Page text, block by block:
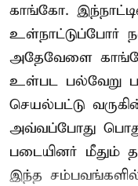
காங்கோ.
உள்நாட்டுப்போர்
அதேவேளை
உள்பட பல்வேறு
செயல்பட்டு
அவ்வப்போது
படையினர் மீதும்
இந்த